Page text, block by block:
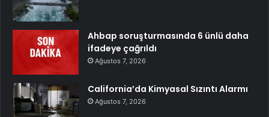
Ahbap soruşturmasında 6 ünlü daha
ifadeye çağrıldı
Ağustos 7, 2026
California’da Kimyasal Sızıntı Alarmı
Ağustos 7, 2026